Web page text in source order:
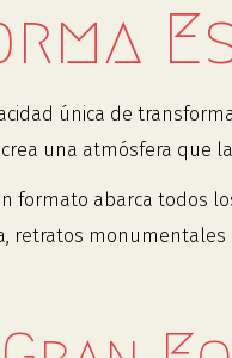
única de
una atmósfera que
formato abarca todos
retratos